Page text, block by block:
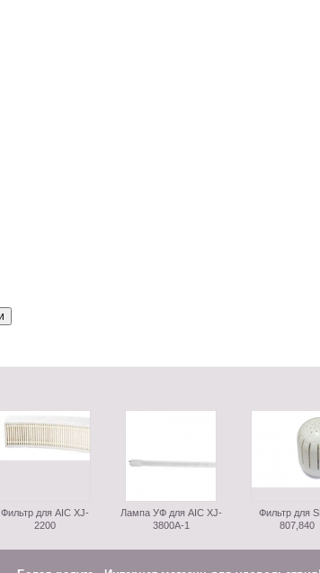
Фильтр для AIC XJ-
2200
Лампа УФ для AIC XJ-
3800A-1
Фильтр для
807,840